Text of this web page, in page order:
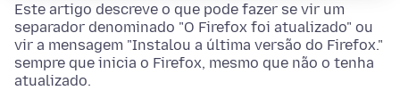
Este artigo descreve o que pode fazer se vir um
separador denominado "O Firefox foi atualizado" ou
vir a mensagem "Instalou a última versão do Firefox."
sempre que inicia o Firefox, mesmo que não o tenha
atualizado.